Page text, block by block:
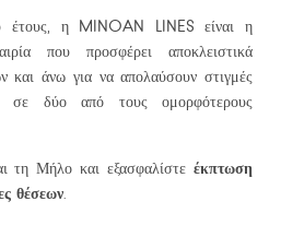
έτους, η MINOAN LINES είναι η
που προσφέρει αποκλειστικά
και άνω για να απολαύσουν στιγμές
σε δύο από τους ομορφότερους
τη Μήλο και εξασφαλίστε έκπτωση
θέσεων